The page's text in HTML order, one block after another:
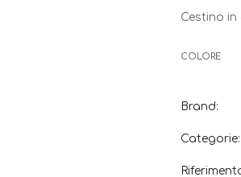
Cestino in
COLORE
Brand:
Categorie: